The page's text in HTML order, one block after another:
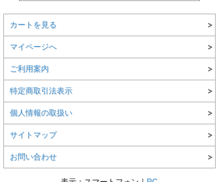
カートを見る
マイページへ
ご利用案内
特定商取引法表示
個人情報の取扱い
サイトマップ
お問い合わせ